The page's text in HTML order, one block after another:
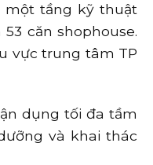
một tầng kỹ thuật
căn shophouse.
vực trung tâm TP
dụng tối đa tầm
và khai thác